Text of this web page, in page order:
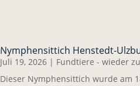
Nymphensittich Henstedt-
Juli 19, 2026 | Fundtiere - wieder
Dieser Nymphensittich wurde am